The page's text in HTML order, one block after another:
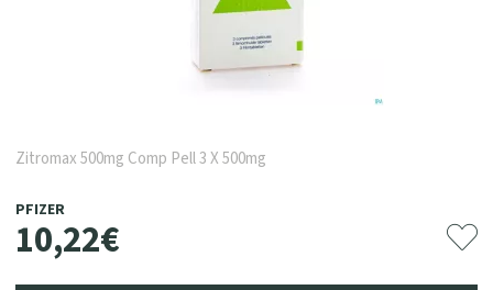
Zitromax 500mg Comp Pell 3 X 500mg
PFIZER
10,22€